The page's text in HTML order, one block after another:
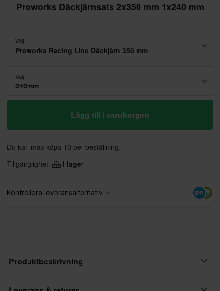
Proworks Däckjärnsats 2x350 mm 1x240 mm
Välj
Proworks Racing Line Däckjärn 350 mm
Välj
240mm
Lägg till i varukorgen
Du kan max köpa 10 per beställning.
Tillgänglighet:
I lager
Produktbeskrivning
Proworks däckjärnsats innehåller två storlekar av däckjärn för att